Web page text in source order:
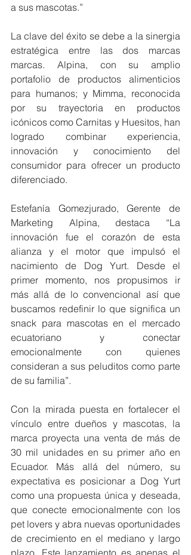
a sus mascotas.”
La clave del éxito se debe a la sinergia
estratégica entre las dos marcas
marcas. Alpina, con su amplio
portafolio de productos alimenticios
para humanos; y Mimma, reconocida
por su trayectoria en productos
icónicos como Carnitas y Huesitos, han
logrado combinar experiencia,
innovación y conocimiento del
consumidor para ofrecer un producto
diferenciado.
Estefanía Gomezjurado, Gerente de
Marketing Alpina, destaca “La
innovación fue el corazón de esta
alianza y el motor que impulsó el
nacimiento de Dog Yurt. Desde el
primer momento, nos propusimos ir
más allá de lo convencional así que
buscamos redefinir lo que significa un
snack para mascotas en el mercado
ecuatoriano y conectar
emocionalmente con quienes
consideran a sus peluditos como parte
de su familia”.
Con la mirada puesta en fortalecer el
vínculo entre dueños y mascotas, la
marca proyecta una venta de más de
30 mil unidades en su primer año en
Ecuador. Más allá del número, su
expectativa es posicionar a Dog Yurt
como una propuesta única y deseada,
que conecte emocionalmente con los
pet lovers y abra nuevas oportunidades
de crecimiento en el mediano y largo